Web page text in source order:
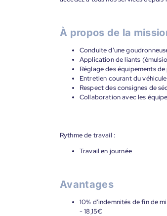
À propos de la
Conduite d’une
Application de liants
Réglage des équipements
Entretien courant du
Respect des consignes de
Collaboration avec les
Rythme de travail :
Travail en journée
Avantages
10% d’indemnités de fin de
- 18,15€